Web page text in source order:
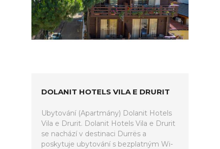
DOLANIT HOTELS VILA E DRURIT
Ubytování (Apartmány) Dolanit Hotels
Vila e Drurit. Dolanit Hotels Vila e Drurit
se nachází v destinaci Durrës a
poskytuje ubytování s bezplatným Wi-